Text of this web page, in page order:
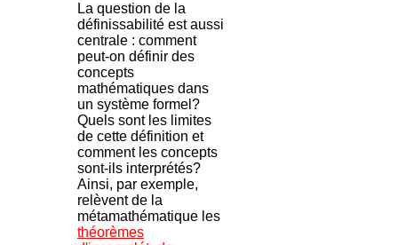
La question de la
définissabilité est aussi
centrale : comment
peut-on définir des
concepts
mathématiques dans
un système formel?
Quels sont les limites
de cette définition et
comment les concepts
sont-ils interprétés?
Ainsi, par exemple,
relèvent de la
métamathématique les
théorèmes